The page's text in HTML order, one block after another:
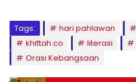
Tags: hari pahlawan
khittah.co
literasi
Orasi Kebangsaan